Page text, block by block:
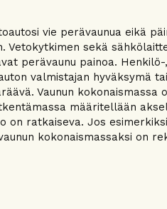
vie perävaunua eikä
Vetokytkimen sekä
perävaunu painoa.
valmistajan hyväksymä
Vaunun kokonaismassa
määritellään
on ratkaiseva. Jos
kokonaismassaksi on